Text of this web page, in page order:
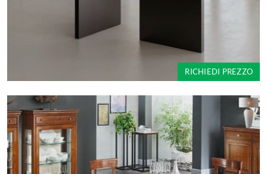
RICHIEDI PREZZO